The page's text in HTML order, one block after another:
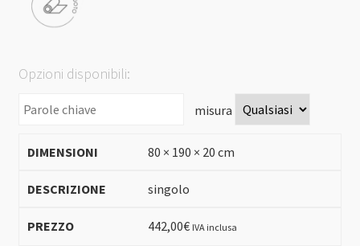
Opzioni disponibili:
misura
80 × 190 × 20 cm
singolo
442,00€ IVA inclusa